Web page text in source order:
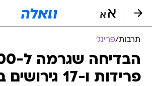
תרבות/פרינג'
פרידות ו-17 גירושים ב-10 ימים